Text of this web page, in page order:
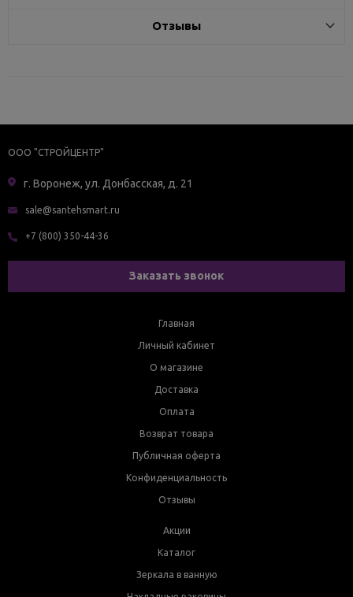
Отзывы
ООО "СТРОЙЦЕНТР"
г. Воронеж, ул. Донбасская, д. 21
sale@santehsmart.ru
+7 (800) 350-44-36
Заказать звонок
Главная
Личный кабинет
О магазине
Доставка
Оплата
Возврат товара
Публичная оферта
Конфиденциальность
Отзывы
Акции
Каталог
Зеркала в ванную